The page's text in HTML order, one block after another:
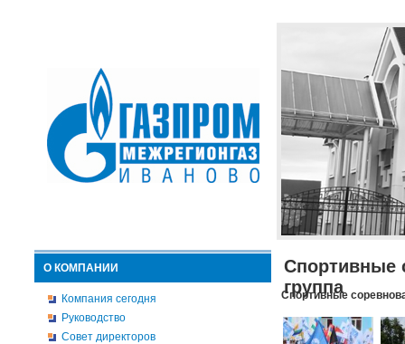
О КОМПАНИИ
Компания сегодня
Руководство
Совет директоров
Спортивные
группа
Спортивные